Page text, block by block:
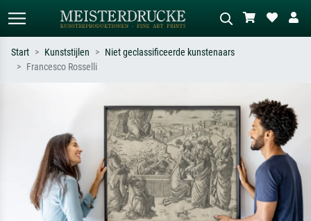
Monet, Sterrennacht, impressionisme,
Hokusai-golf, naakt.
Beschrijf de scène – bijv. groene
weide, abstract met veel rood, donker
olieverfschilderij, staand naakt naast
een boom.
Start Kunststijlen
Niet geclassificeerde kunstenaars
Francesco Rosselli